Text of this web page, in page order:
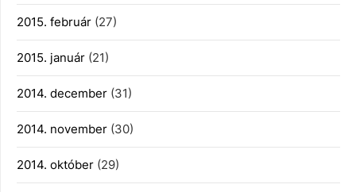
2015. február (27)
2015. január (21)
2014. december (31)
2014. november (30)
2014. október (29)